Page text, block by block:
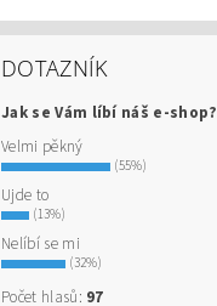
DOTAZNÍK
Jak se Vám líbí náš e-shop?
Velmi pěkný
(55%)
Ujde to
(13%)
Nelíbí se mi
(32%)
Počet hlasů: 97